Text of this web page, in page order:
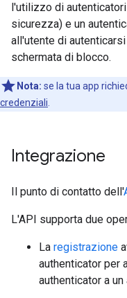
l'utilizzo di autenticatori
sicurezza) e un
all'utente di
schermata di blocco.
Nota: se la tua app
credenziali
Integrazione
Il punto di contatto dell'
L'API supporta due
La registrazione
authenticator per
authenticator a un